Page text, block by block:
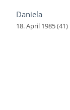
Daniela
18. April 1985 (41)